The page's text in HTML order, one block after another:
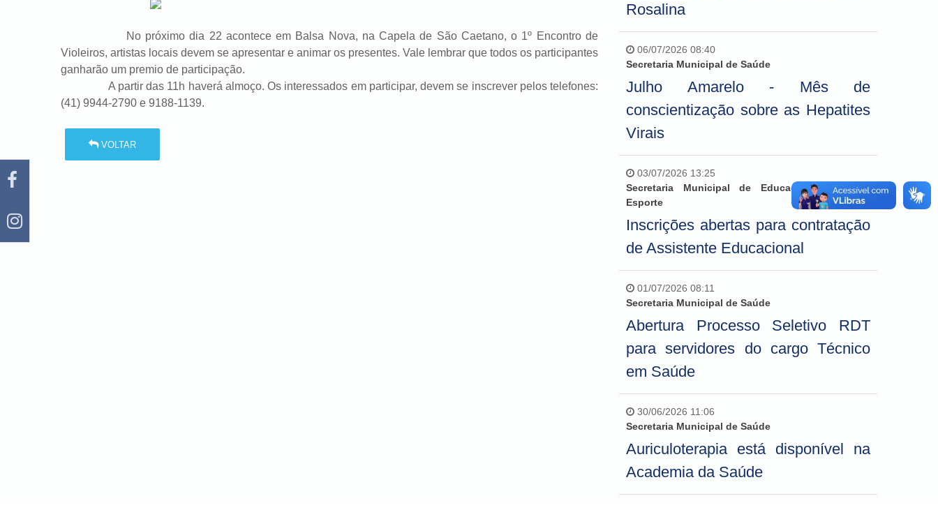
No próximo dia 22 acontece em Balsa Nova, na Capela de São Caetano, o 1º Encontro de
Violeiros, artistas locais devem se apresentar e animar os presentes. Vale lembrar que todos os participantes
ganharão um premio de participação.
A partir das 11h haverá almoço. Os interessados em participar, devem se inscrever pelos telefones:
(41) 9944-2790 e 9188-1139.
VOLTAR
Rosalina
06/07/2026 08:40
Secretaria Municipal de Saúde
Julho Amarelo - Mês de
conscientização sobre as Hepatites
Virais
03/07/2026 13:25
Secretaria Municipal de Educação, Cultura e
Esporte
Inscrições abertas para contratação
de Assistente Educacional
01/07/2026 08:11
Secretaria Municipal de Saúde
Abertura Processo Seletivo RDT
para servidores do cargo Técnico
em Saúde
30/06/2026 11:06
Secretaria Municipal de Saúde
Auriculoterapia está disponível na
Academia da Saúde